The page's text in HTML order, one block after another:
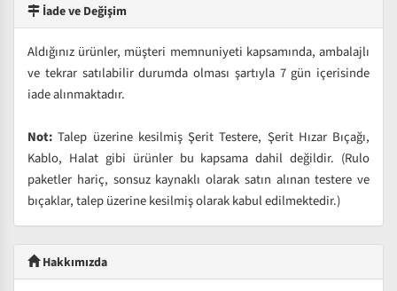
İade ve Değişim
Aldığınız ürünler, müşteri memnuniyeti kapsamında, ambalajlı
ve tekrar satılabilir durumda olması şartıyla 7 gün içerisinde
iade alınmaktadır.
Not: Talep üzerine kesilmiş Şerit Testere, Şerit Hızar Bıçağı,
Kablo, Halat gibi ürünler bu kapsama dahil değildir. (Rulo
paketler hariç, sonsuz kaynaklı olarak satın alınan testere ve
bıçaklar, talep üzerine kesilmiş olarak kabul edilmektedir.)
Hakkımızda